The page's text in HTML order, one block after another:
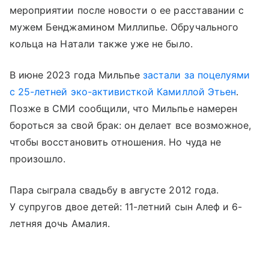
мероприятии после новости о ее расставании с
мужем Бенджамином Миллипье. Обручального
кольца на Натали также уже не было.
В июне 2023 года Мильпьезастали за поцелуями
с 25-летней эко-активисткой Камиллой Этьен.
Позже в СМИ сообщили, что Мильпье намерен
бороться за свой брак: он делает все возможное,
чтобы восстановить отношения. Но чуда не
произошло.
Пара сыграла свадьбу в августе 2012 года.
У супругов двое детей: 11-летний сын Алеф и 6-
летняя дочь Амалия.